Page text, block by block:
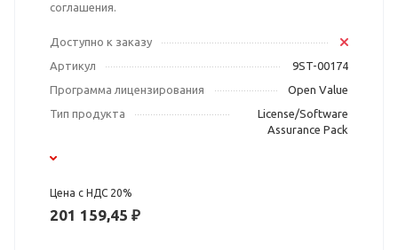
соглашения.
Доступно к заказу
Артикул
9ST-00174
Программа лицензирования
Open Value
Тип продукта
License/Software
Assurance Pack
Цена с НДС 20%
201 159,45 ₽